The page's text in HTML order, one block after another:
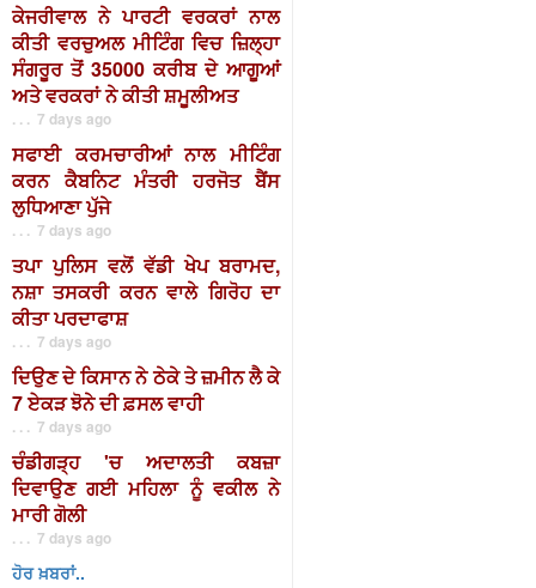
ਕੇਜਰੀਵਾਲ ਨੇ ਪਾਰਟੀ ਵਰਕਰਾਂ ਨਾਲ
ਕੀਤੀ ਵਰਚੁਅਲ ਮੀਟਿੰਗ ਵਿਚ ਜ਼ਿਲ੍ਹਾ
ਸੰਗਰੂਰ ਤੋਂ 35000 ਕਰੀਬ ਦੇ ਆਗੂਆਂ
ਅਤੇ ਵਰਕਰਾਂ ਨੇ ਕੀਤੀ ਸ਼ਮੂਲੀਅਤ
. . . 7 days ago
ਸਫਾਈ ਕਰਮਚਾਰੀਆਂ ਨਾਲ ਮੀਟਿੰਗ
ਕਰਨ ਕੈਬਨਿਟ ਮੰਤਰੀ ਹਰਜੋਤ ਬੈਂਸ
ਲੁਧਿਆਣਾ ਪੁੱਜੇ
. . . 7 days ago
ਤਪਾ ਪੁਲਿਸ ਵਲੋਂ ਵੱਡੀ ਖੇਪ ਬਰਾਮਦ,
ਨਸ਼ਾ ਤਸਕਰੀ ਕਰਨ ਵਾਲੇ ਗਿਰੋਹ ਦਾ
ਕੀਤਾ ਪਰਦਾਫਾਸ਼
. . . 7 days ago
ਦਿਉਣ ਦੇ ਕਿਸਾਨ ਨੇ ਠੇਕੇ ਤੇ ਜ਼ਮੀਨ ਲੈ ਕੇ
7 ਏਕੜ ਝੋਨੇ ਦੀ ਫ਼ਸਲ ਵਾਹੀ
. . . 7 days ago
ਚੰਡੀਗੜ੍ਹ 'ਚ ਅਦਾਲਤੀ ਕਬਜ਼ਾ
ਦਿਵਾਉਣ ਗਈ ਮਹਿਲਾ ਨੂੰ ਵਕੀਲ ਨੇ
ਮਾਰੀ ਗੋਲੀ
. . . 7 days ago
ਹੋਰ ਖ਼ਬਰਾਂ..